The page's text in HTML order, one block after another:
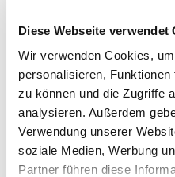
Diese Webseite verwendet
Wir verwenden Cookies,
personalisieren,
zu können und die Zugriffe
analysieren. Außerdem
Verwendung unserer
soziale Medien, Werbung
Partner führen diese